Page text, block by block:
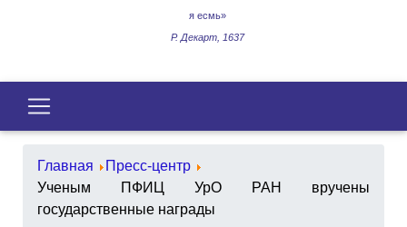
я есмь»
Р. Декарт, 1637
Главная
Пресс-центр
Ученым ПФИЦ УрО РАН вручены
государственные награды